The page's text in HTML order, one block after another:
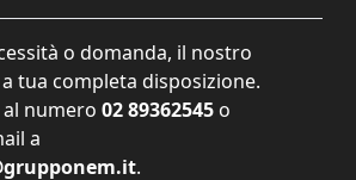
o domanda, il nostro
tua completa disposizione.
numero 02 89362545 o
a
.